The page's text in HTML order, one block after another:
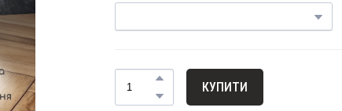
КУПИТИ